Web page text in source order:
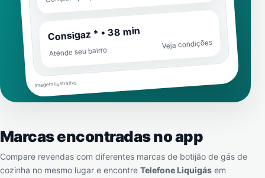
Consigaz * • 38 min
Atende seu bairro
Veja condições
Imagem ilustrativa
Marcas encontradas no app
Compare revendas com diferentes marcas de botijão de gás de
cozinha no mesmo lugar e encontre Telefone Liquigás em